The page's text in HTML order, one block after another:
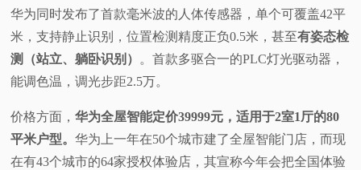
华为同时发布了首款毫米波的人体传感器，单个可覆盖42平
米，支持静止识别，位置检测精度正负0.5米，甚至有姿态检
测（站立、躺卧识别） 。首款多驱合一的PLC灯光驱动器，
能调色温，调光步距2.5万。
价格方面，华为全屋智能定价39999元，适用于2室1厅的80
平米户型。华为上一年在50个城市建了全屋智能门店，而现
在有43个城市的64家授权体验店，其宣称今年会把全国体验